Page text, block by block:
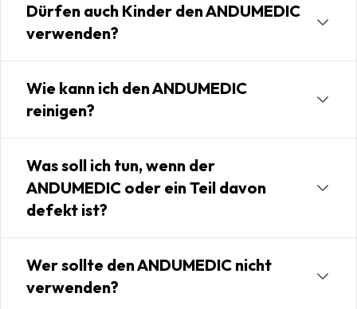
Dürfen auch Kinder den ANDUMEDIC
verwenden?
Wie kann ich den ANDUMEDIC
reinigen?
Was soll ich tun, wenn der
ANDUMEDIC oder ein Teil davon
defekt ist?
Wer sollte den ANDUMEDIC nicht
verwenden?